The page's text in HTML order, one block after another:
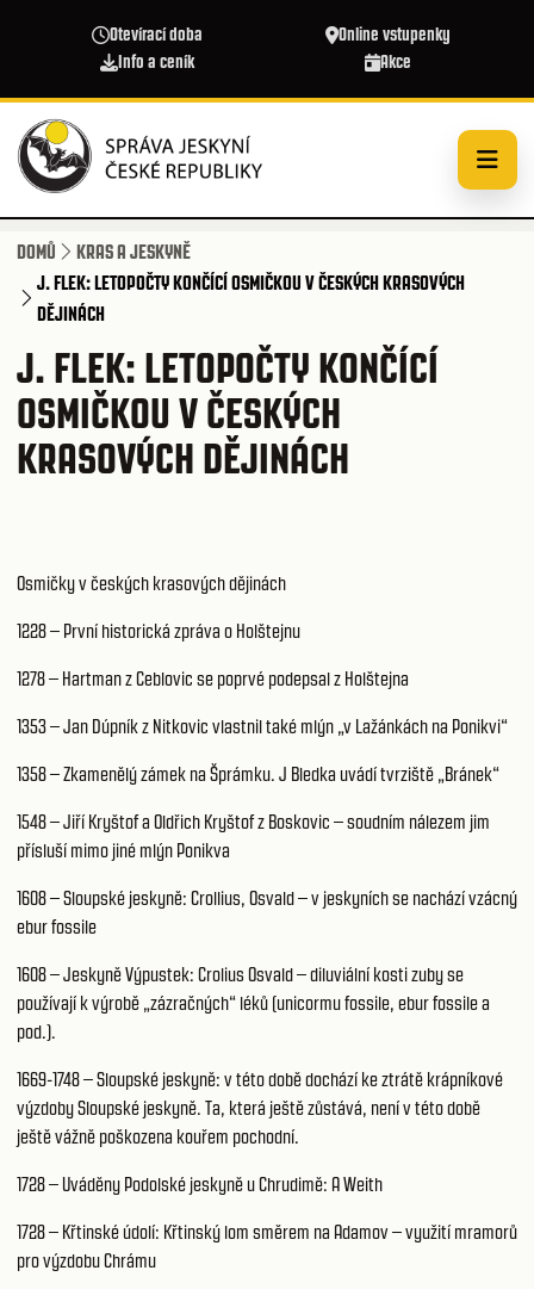
Otevírací doba
Online vstupenky
Info a ceník
Akce
DOMŮ
KRAS A JESKYNĚ
J. FLEK: LETOPOČTY KONČÍCÍ OSMIČKOU V ČESKÝCH KRASOVÝCH
DĚJINÁCH
J. FLEK: LETOPOČTY KONČÍCÍ
OSMIČKOU V ČESKÝCH
KRASOVÝCH DĚJINÁCH
Osmičky v českých krasových dějinách
1228 – První historická zpráva o Holštejnu
1278 – Hartman z Ceblovic se poprvé podepsal z Holštejna
1353 – Jan Dúpník z Nitkovic vlastnil také mlýn „v Lažánkách na Ponikvi“
1358 – Zkamenělý zámek na Šprámku. J Bledka uvádí tvrziště „Bránek“
1548 – Jiří Kryštof a Oldřich Kryštof z Boskovic – soudním nálezem jim
přísluší mimo jiné mlýn Ponikva
1608 – Sloupské jeskyně: Crollius, Osvald – v jeskyních se nachází vzácný
ebur fossile
1608 – Jeskyně Výpustek: Crolius Osvald – diluviální kosti zuby se
používají k výrobě „zázračných“ léků (unicormu fossile, ebur fossile a
pod.).
1669-1748 – Sloupské jeskyně: v této době dochází ke ztrátě krápníkové
výzdoby Sloupské jeskyně. Ta, která ještě zůstává, není v této době
ještě vážně poškozena kouřem pochodní.
1728 – Uváděny Podolské jeskyně u Chrudimě: A Weith
1728 – Křtinské údolí: Křtinský lom směrem na Adamov – využití mramorů
pro výzdobu Chrámu